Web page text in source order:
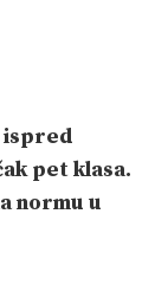
ispred
pet klasa.
normu u